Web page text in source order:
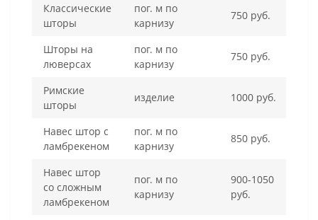
Классические
шторы
пог. м по
карнизу
750 руб.
Шторы на
люверсах
пог. м по
карнизу
750 руб.
Римские
шторы
изделие 1000 руб.
Навес штор с
ламбрекеном
пог. м по
карнизу
850 руб.
Навес штор
со сложным
ламбрекеном
пог. м по
карнизу
900-1050
руб.